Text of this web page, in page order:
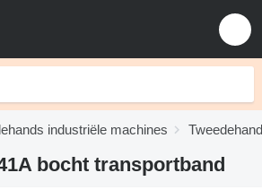
industriële machines
bocht transportband